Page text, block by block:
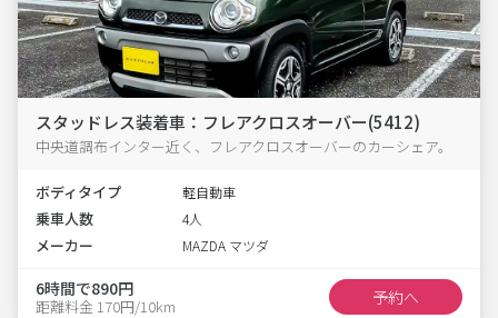
スタッドレス装着車：フレアクロスオーバー(5412)
中央道調布インター近く、フレアクロスオーバーのカーシェア。
ボディタイプ 軽自動車
乗車人数 4人
メーカー MAZDA マツダ
6時間で890円
距離料金 170円/10km 予約へ